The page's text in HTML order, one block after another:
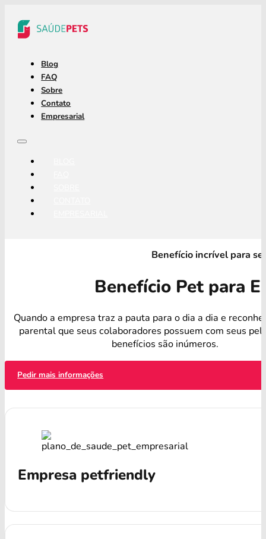
Blog
FAQ
Sobre
Contato
Empresarial
Benefício incrível para
Benefício Pet para
Quando a empresa traz a pauta para o dia a dia e
parental que seus colaboradores possuem com seus
benefícios são inúmeros.
Pedir mais informações
Empresa petfriendly